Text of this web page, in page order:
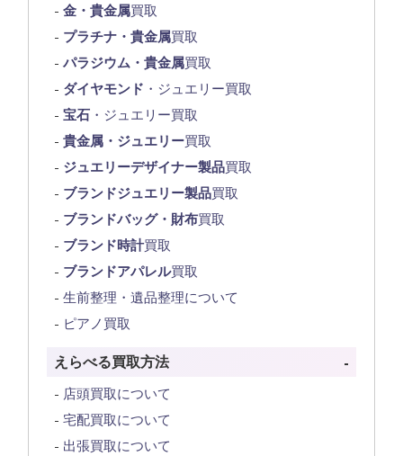
金・貴金属買取
プラチナ・貴金属買取
パラジウム・貴金属買取
ダイヤモンド ・ジュエリー買取
宝石 ・ジュエリー買取
貴金属・ジュエリー買取
ジュエリーデザイナー製品買取
ブランドジュエリー製品買取
ブランドバッグ・財布買取
ブランド時計買取
ブランドアパレル買取
生前整理・遺品整理について
ピアノ買取
えらべる買取方法
店頭買取について
宅配買取について
出張買取について